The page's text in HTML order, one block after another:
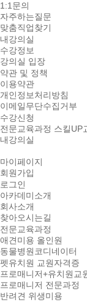
1:1문의
자주하는질문
맞춤직업찾기
내강의실
수강정보
강의실 입장
약관 및 정책
이용약관
개인정보처리방침
이메일무단수집거부
수강신청
전문교육과정 스킬UP
내강의실
마이페이지
회원가입
로그인
아카데미소개
회사소개
찾아오시는길
전문교육과정
애견미용 올인원
동물병원코디네이터
펫유치원 교원자격증
프로매니저+유치원교
프로매니저 전문과정
반려견 위생미용